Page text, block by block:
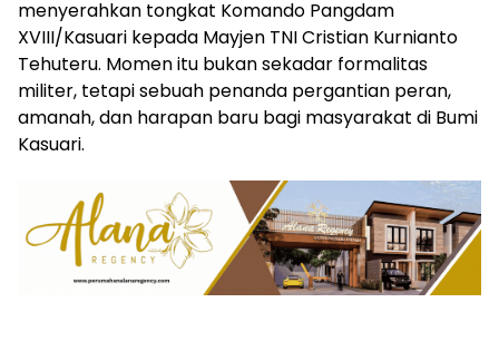
menyerahkan tongkat Komando Pangdam
XVIII/Kasuari kepada Mayjen TNI Cristian Kurnianto
Tehuteru. Momen itu bukan sekadar formalitas
militer, tetapi sebuah penanda pergantian peran,
amanah, dan harapan baru bagi masyarakat di Bumi
Kasuari.